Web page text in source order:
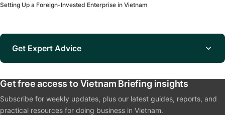
Setting Up a Foreign-Invested Enterprise in Vietnam
Get Expert Advice
Get free access to Vietnam Briefing insights
Subscribe for weekly updates, plus our latest guides, reports, and
practical resources for doing business in Vietnam.